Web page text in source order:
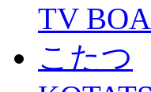
TV
こたつ